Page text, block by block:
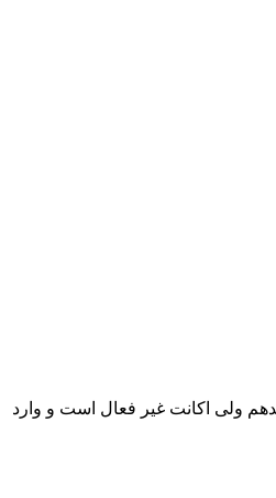
ولی اکانت غیر فعال است و وارد